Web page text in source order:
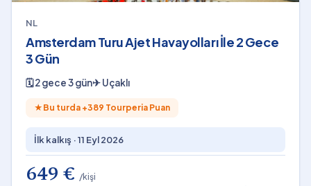
NL
Amsterdam Turu Ajet Havayolları İle 2 Gece
3 Gün
🗓2 gece 3 gün✈Uçaklı
★ Bu turda +389 Tourperia Puan
İlk kalkış ·11 Eyl 2026
649 € /kişi